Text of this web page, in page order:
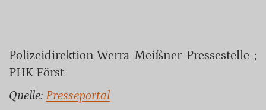
Polizeidirektion Werra-Meißner-Pressestelle-;
PHK Först
Quelle: Presseportal